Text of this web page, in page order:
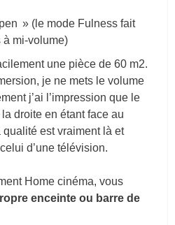
» (le mode Fulness fait
à mi-volume)
une pièce de 60 m2.
je ne mets le volume
j’ai l’impression que le
droite en étant face au
est vraiment là et
d’une télévision.
Home cinéma, vous
enceinte ou barre de